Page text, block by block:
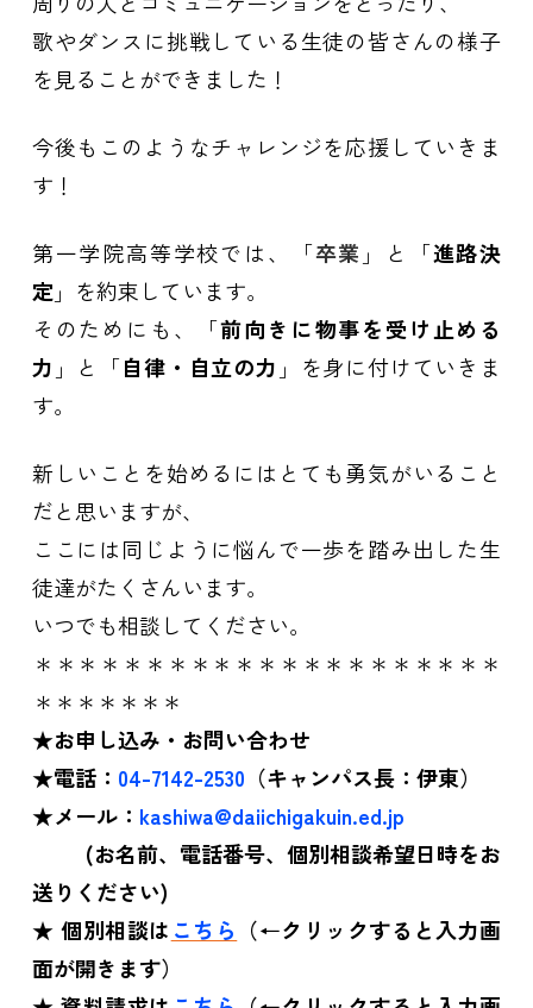
歌やダンスに挑戦している生徒の皆さんの様子
を見ることができました！
今後もこのようなチャレンジを応援していきま
す！
第一学院高等学校では、「卒業 」と「進路決
定」を約束しています。
そのためにも、「前向きに物事を受け止める
力 」と「自律・自立の力 」を身に付けていきま
す。
新しいことを始めるにはとても勇気がいること
だと思いますが、
ここには同じように悩んで一歩を踏み出した生
徒達がたくさんいます。
いつでも相談してください。
＊＊＊＊＊＊＊＊＊＊＊＊＊＊＊＊＊＊＊＊＊
＊＊＊＊＊＊＊
★お申し込み・お問い合わせ
★電話： 04-7142-2530 （キャンパス長：伊東）
★メール： kashiwa@daiichigakuin.ed.jp
(お名前、電話番号、個別相談希望日時をお
送りください)
★ 個別相談は こちら （←クリックすると入力画
面が開きます）